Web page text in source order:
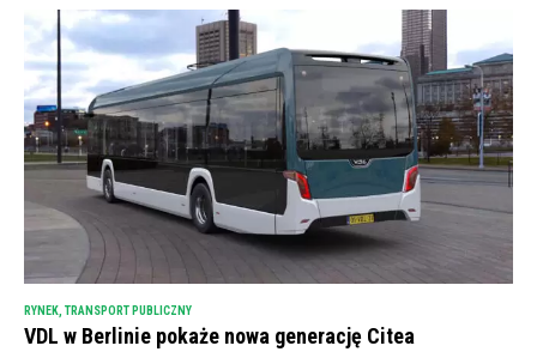
RYNEK, TRANSPORT PUBLICZNY
VDL w Berlinie pokaże nowa generację Citea